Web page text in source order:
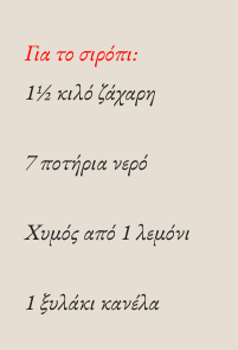
Για το σιρόπι:
1½ κιλό ζάχαρη
7 ποτήρια νερό
Χυμός από 1 λεμόνι
1 ξυλάκι κανέλα